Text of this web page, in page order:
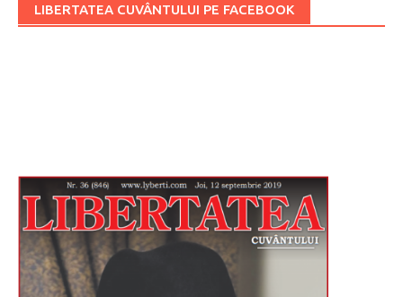
LIBERTATEA CUVÂNTULUI PE FACEBOOK